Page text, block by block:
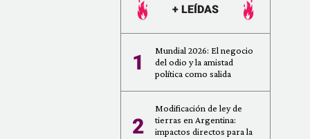
+ LEÍDAS
1
Mundial 2026: El negocio
del odio y la amistad
política como salida
2
Modificación de ley de
tierras en Argentina:
impactos directos para la